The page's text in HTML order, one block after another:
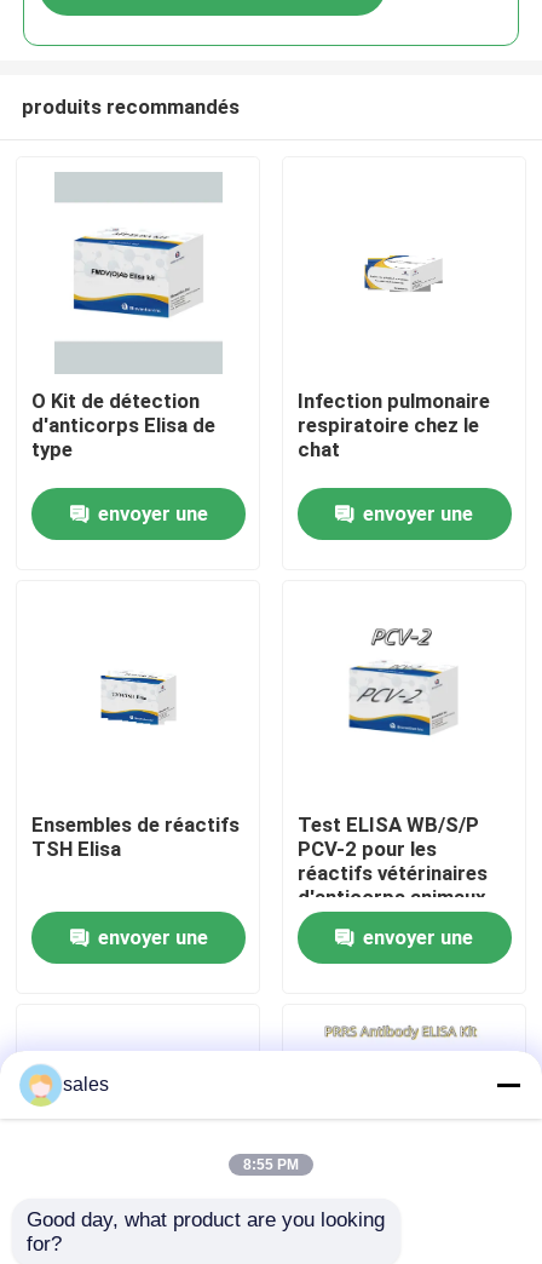
À propos de nous
Contactez-nous
Cas
ELISA Test Kit
produits recommandés
O Kit de détection
d'anticorps Elisa de
type
envoyer une
Infection pulmonaire
respiratoire chez le
chat
envoyer une
Ensembles de réactifs
TSH Elisa
envoyer une
Test ELISA WB/S/P
PCV-2 pour les
réactifs vétérinaires
d'anticorps animaux
envoyer une
Kit de détection pour
sales
8:55 PM
Good day, what product are you looking
for?